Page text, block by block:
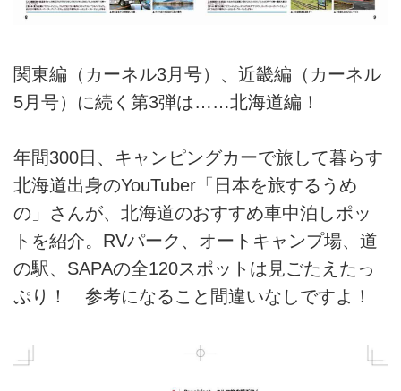
関東編（カーネル3月号）、近畿編（カーネル
5月号）に続く第3弾は……北海道編！
年間300日、キャンピングカーで旅して暮らす
北海道出身のYouTuber「日本を旅するうめ
の」さんが、北海道のおすすめ車中泊しポッ
トを紹介。RVパーク、オートキャンプ場、道
の駅、SAPAの全120スポットは見ごたえたっ
ぷり！ 参考になること間違いなしですよ！